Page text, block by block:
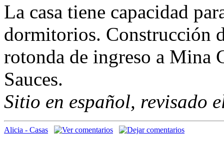
La casa tiene capacidad
dormitorios. Construcción
rotonda de ingreso a Mina
Sauces.
Sitio en español, revisado
Alicia - Casas